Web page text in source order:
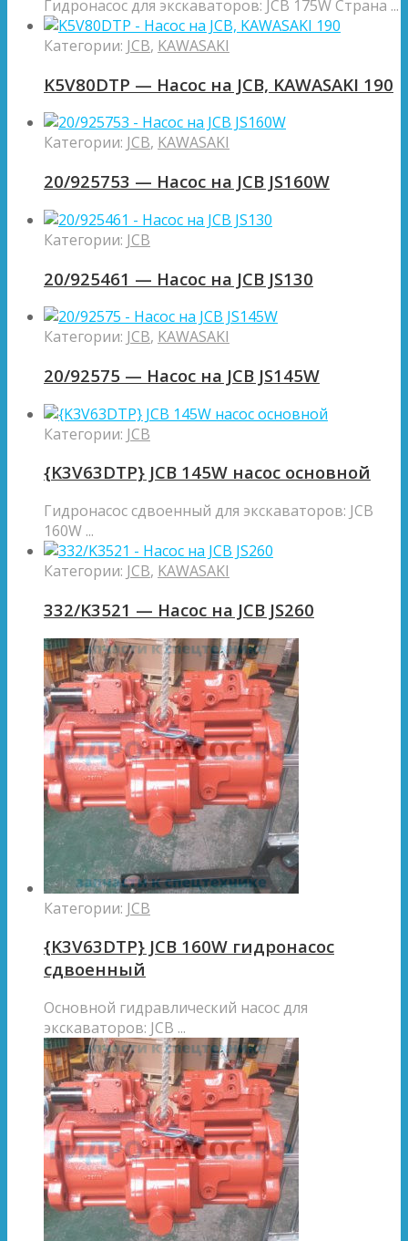
Гидронасос для экскаваторов: JCB 175W Страна ...
Категории: JCB, KAWASAKI
K5V80DTP — Насос на JCB, KAWASAKI 190
Категории: JCB, KAWASAKI
20/925753 — Насос на JCB JS160W
Категории: JCB
20/925461 — Насос на JCB JS130
Категории: JCB, KAWASAKI
20/92575 — Насос на JCB JS145W
Категории: JCB
{K3V63DTP} JCB 145W насос основной
Гидронасос сдвоенный для экскаваторов: JCB
160W ...
Категории: JCB, KAWASAKI
332/K3521 — Насос на JCB JS260
Категории: JCB
{K3V63DTP} JCB 160W гидронасос
сдвоенный
Основной гидравлический насоc для
экскаваторов: JCB ...